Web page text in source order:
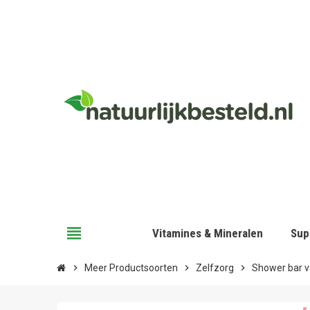
view_headline Vitamines & Mineralen
chevron_right Meer Productsoorten chevron_right Zelfzorg chevron_right Shower bar